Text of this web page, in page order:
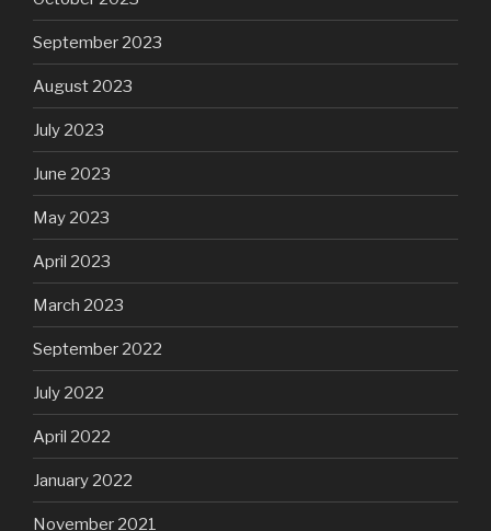
September 2023
August 2023
July 2023
June 2023
May 2023
April 2023
March 2023
September 2022
July 2022
April 2022
January 2022
November 2021